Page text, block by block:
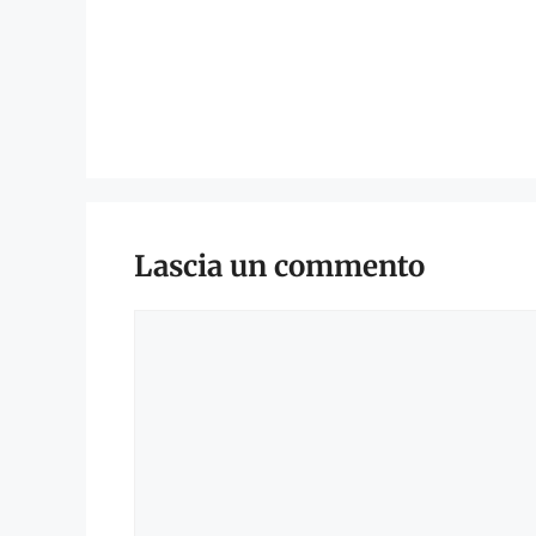
Lascia un commento